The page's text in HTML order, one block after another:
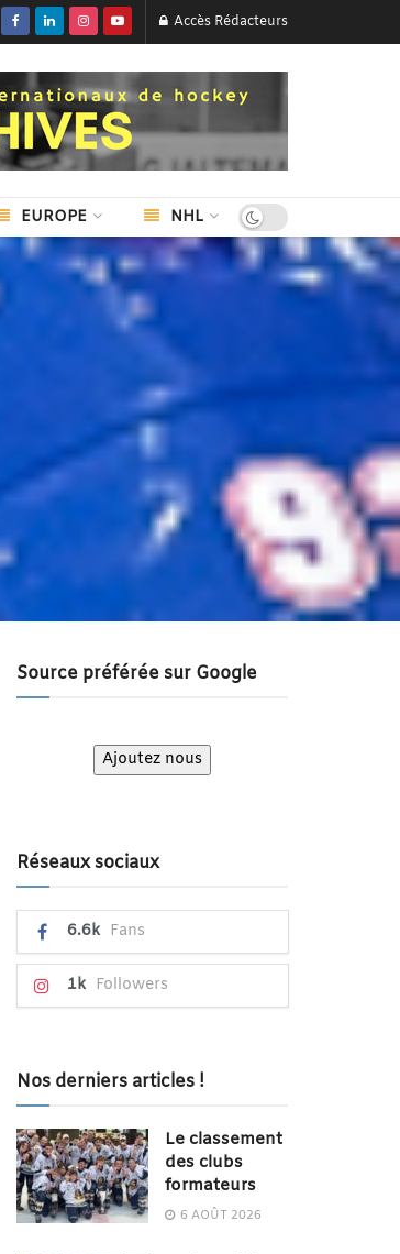
Accès Rédacteurs
EUROPE NHL
Source préférée sur Google
Ajoutez nous
Réseaux sociaux
6.6k Fans
1k Followers
Nos derniers articles !
Le classement
des clubs
formateurs
6 AOÛT 2026